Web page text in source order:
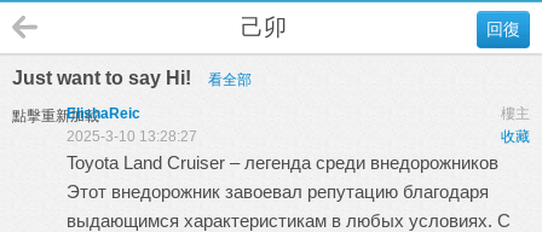
回復
己卯
Just want to say Hi! 看全部
點擊重新加載 樓主
ElishaReic
收藏
2025-3-10 13:28:27
Toyota Land Cruiser – легенда среди внедорожников
Этот внедорожник завоевал репутацию благодаря
выдающимся характеристикам в любых условиях. С